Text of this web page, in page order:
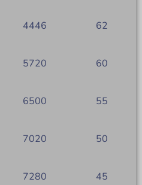
4446 62
5720 60
6500 55
7020 50
7280 45